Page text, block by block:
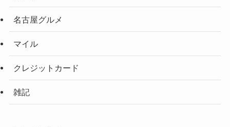
名古屋グルメ
マイル
クレジットカード
雑記